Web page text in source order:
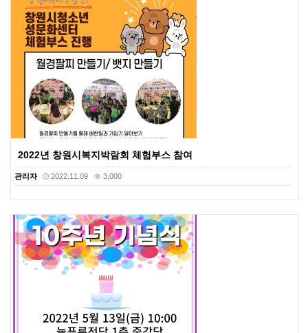
2022년 창원시복지박람회 체험부스 참여
관리자 2022.11.09 3,000